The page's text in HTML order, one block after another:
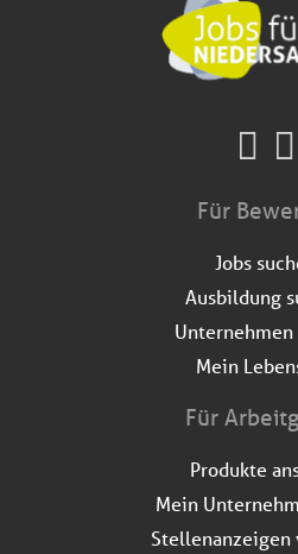
Für
Jobs
Ausbildung
Unternehmen
Mein
Für
Produkte
Mein